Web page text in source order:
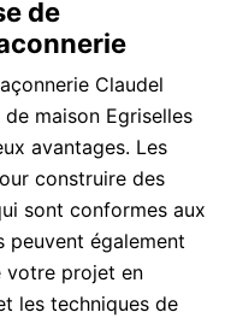
de
Claudel
maison Egriselles
avantages. Les
construire des
sont conformes aux
peuvent également
votre projet en
les techniques de